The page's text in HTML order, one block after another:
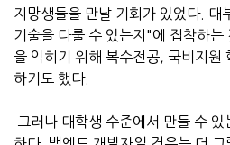
지망생들을 만날 기회가 있었다. 대
기술을 다룰 수 있는지"에 집착하는
을 익히기 위해 복수전공, 국비지원
하기도 했다.
그러나 대학생 수준에서 만들 수